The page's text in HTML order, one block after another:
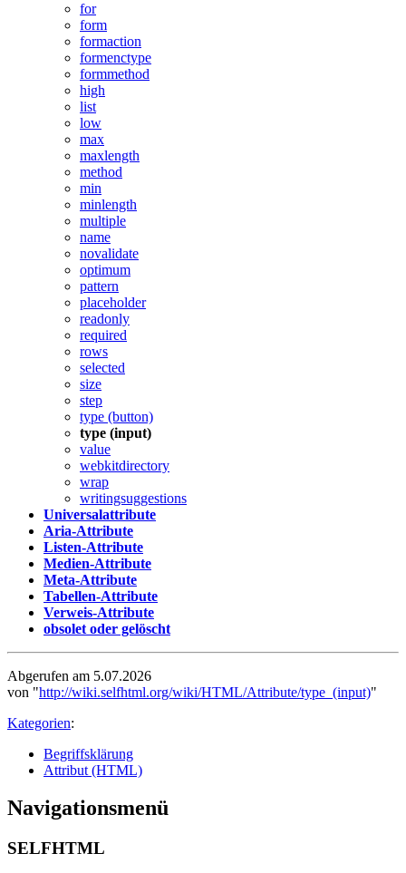
for
form
formaction
formenctype
formmethod
high
list
low
max
maxlength
method
min
minlength
multiple
name
novalidate
optimum
pattern
placeholder
readonly
required
rows
selected
size
step
type (button)
type (input)
value
webkitdirectory
wrap
writingsuggestions
Universalattribute
Aria-Attribute
Listen-Attribute
Medien-Attribute
Meta-Attribute
Tabellen-Attribute
Verweis-Attribute
obsolet oder gelöscht
Abgerufen am 5.07.2026
von "http://wiki.selfhtml.org/wiki/HTML/Attribute/type_(input)"
Kategorien:
Begriffsklärung
Attribut (HTML)
Navigationsmenü
SELFHTML